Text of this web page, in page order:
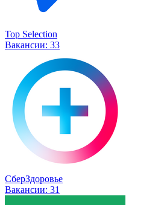
Top Selection
Вакансии: 33
СберЗдоровье
Вакансии: 31